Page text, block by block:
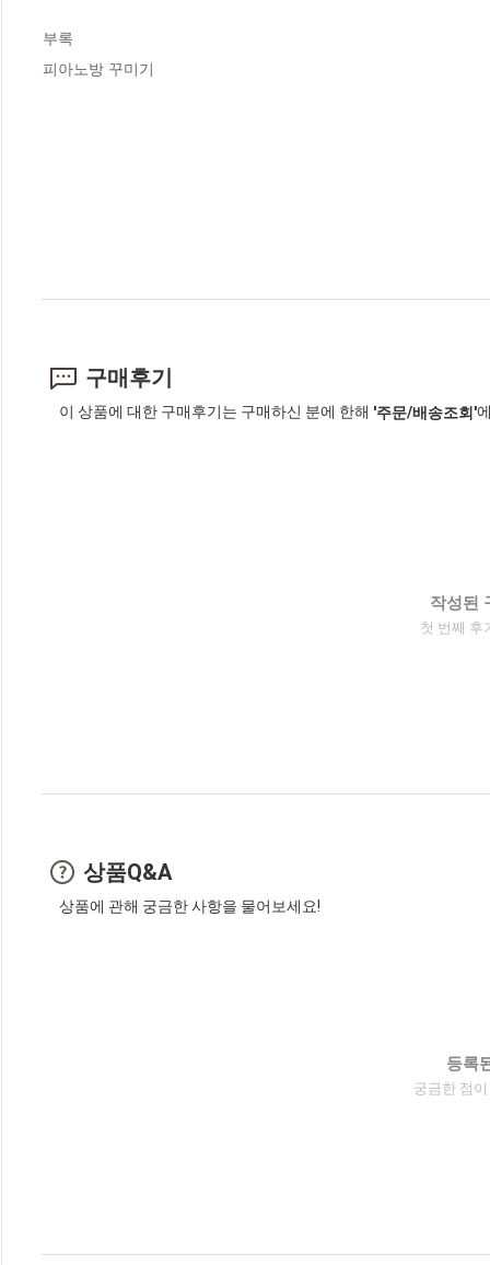
부록
피아노방 꾸미기
구매후기
이 상품에 대한 구매후기는 구매하신 분에 한해 '주문/배송조회'
작성된
첫 번째 후
상품Q&A
상품에 관해 궁금한 사항을 물어보세요!
등록
궁금한 점